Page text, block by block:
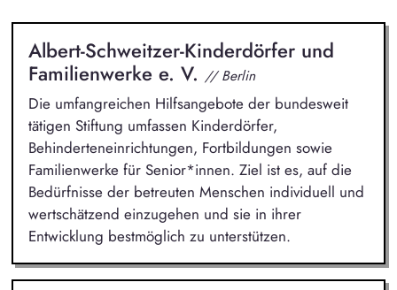
Albert-Schweitzer-Kinderdörfer und
Familienwerke e. V. // Berlin
Die umfangreichen Hilfsangebote der bundesweit
tätigen Stiftung umfassen Kinderdörfer,
Behinderteneinrichtungen, Fortbildungen sowie
Familienwerke für Senior*innen. Ziel ist es, auf die
Bedürfnisse der betreuten Menschen individuell und
wertschätzend einzugehen und sie in ihrer
Entwicklung bestmöglich zu unterstützen.